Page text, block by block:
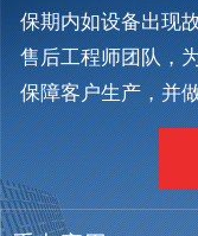
保期内如设备出现
售后工程师团队，
保障客户生产，并